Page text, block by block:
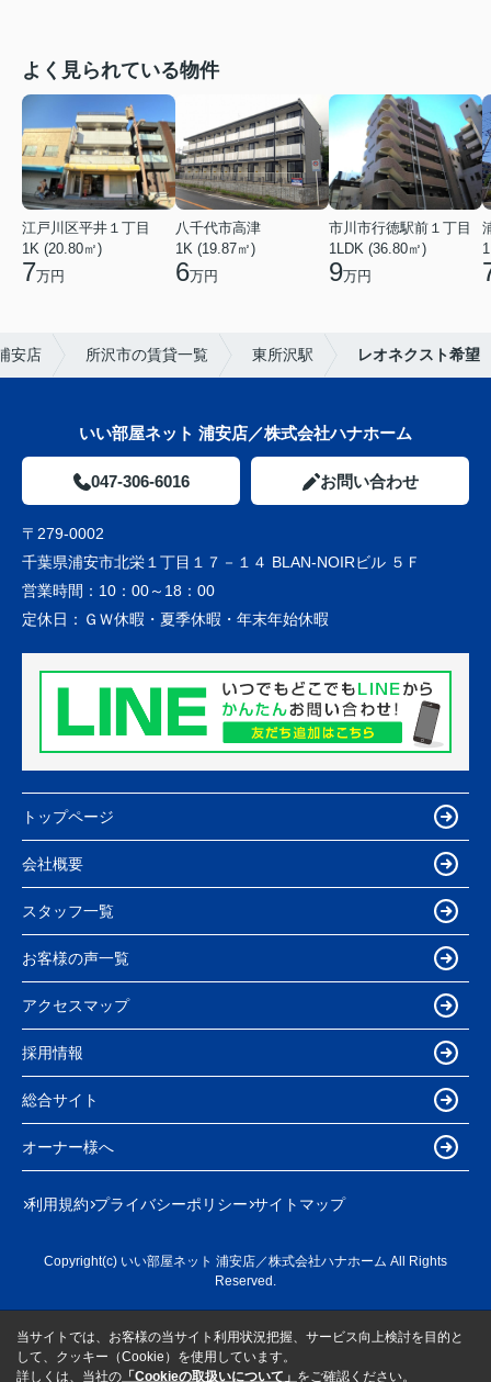
よく見られている物件
江戸川区平井１丁目
1K (20.80㎡)
7万円
八千代市高津
1K (19.87㎡)
6万円
市川市行徳駅前１丁目
1LDK (36.80㎡)
9万円
安店 所沢市の賃貸一覧 東所沢駅 レオネクスト希望
いい部屋ネット 浦安店／株式会社ハナホーム
047-306-6016 お問い合わせ
〒279-0002
千葉県浦安市北栄１丁目１７－１４ BLAN-NOIRビル ５Ｆ
営業時間： 10：00～18：00
定休日： ＧＷ休暇・夏季休暇・年末年始休暇
トップページ
会社概要
スタッフ一覧
お客様の声一覧
アクセスマップ
採用情報
総合サイト
オーナー様へ
利用規約 プライバシーポリシー サイトマップ
Copyright(c) いい部屋ネット 浦安店／株式会社ハナホーム All Rights
Reserved.
当サイトでは、お客様の当サイト利用状況把握、サービス向上検討を目的と
して、クッキー（Cookie）を使用しています。
詳しくは、当社の 「Cookieの取扱いについて」 をご確認ください。